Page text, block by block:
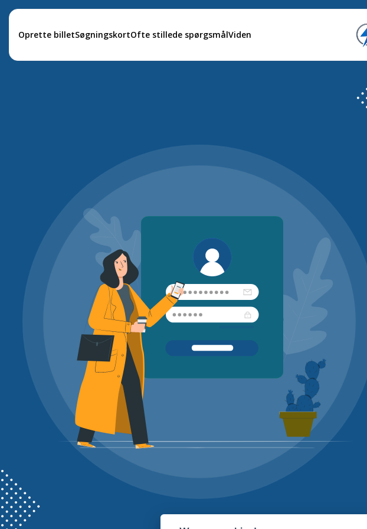
Oprette billetSøgningskortOfte stillede spørgsmålViden